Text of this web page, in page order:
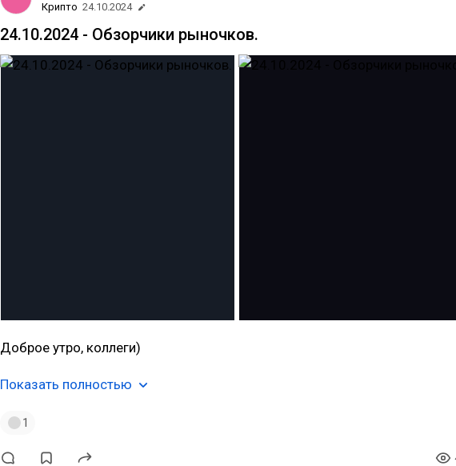
Крипто 24.10.2024
24.10.2024 - Обзорчики рыночков.
Доброе утро, коллеги)
Показать полностью
1